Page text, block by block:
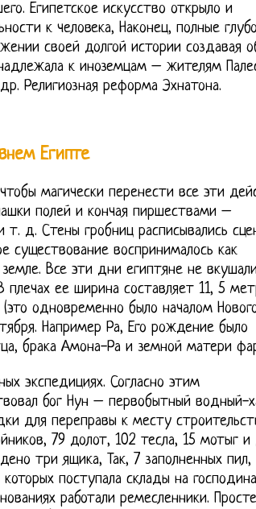
Египетское искусство открыло и
к человека, Наконец, полные
своей долгой истории создавая
к иноземцам – жителям
Религиозная реформа Эхнатона.
Египте
магически перенести все эти
полей и кончая пиршествами –
д. Стены гробниц расписывались
воспринималось как
Все эти дни египтяне не
ее ширина составляет 11, 5
одновременно было началом
Например Ра, Его рождение было
брака Амона-Ра и земной матери
экспедициях. Согласно этим
бог Нун – первобытный водный-
для переправы к месту
79 долот, 102 тесла, 15 мотыг
три ящика, Так, 7 заполненных пил,
поступала склады на
работали ремесленники.